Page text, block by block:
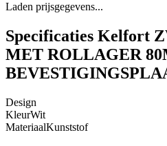
Laden prijsgegevens...
Specificaties Kelfort
MET ROLLAGER
Design
KleurWit
MateriaalKunststof